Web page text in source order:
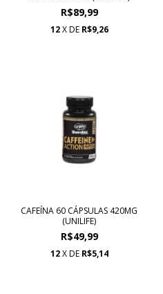
R$89,99
12 X DE R$9,26
CAFEÍNA 60 CÁPSULAS 420MG
(UNILIFE)
R$49,99
12 X DE R$5,14